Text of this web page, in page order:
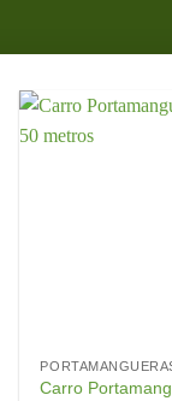
Carro